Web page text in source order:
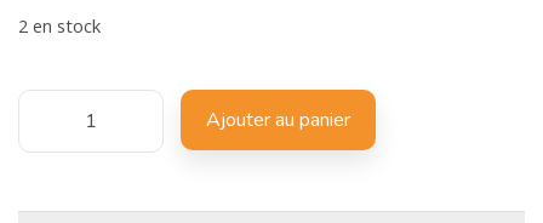
2 en stock
Ajouter au panier